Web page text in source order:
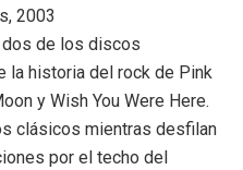
2003
dos de los discos
la historia del rock de Pink
y Wish You Were Here.
clásicos mientras desfilan
por el techo del